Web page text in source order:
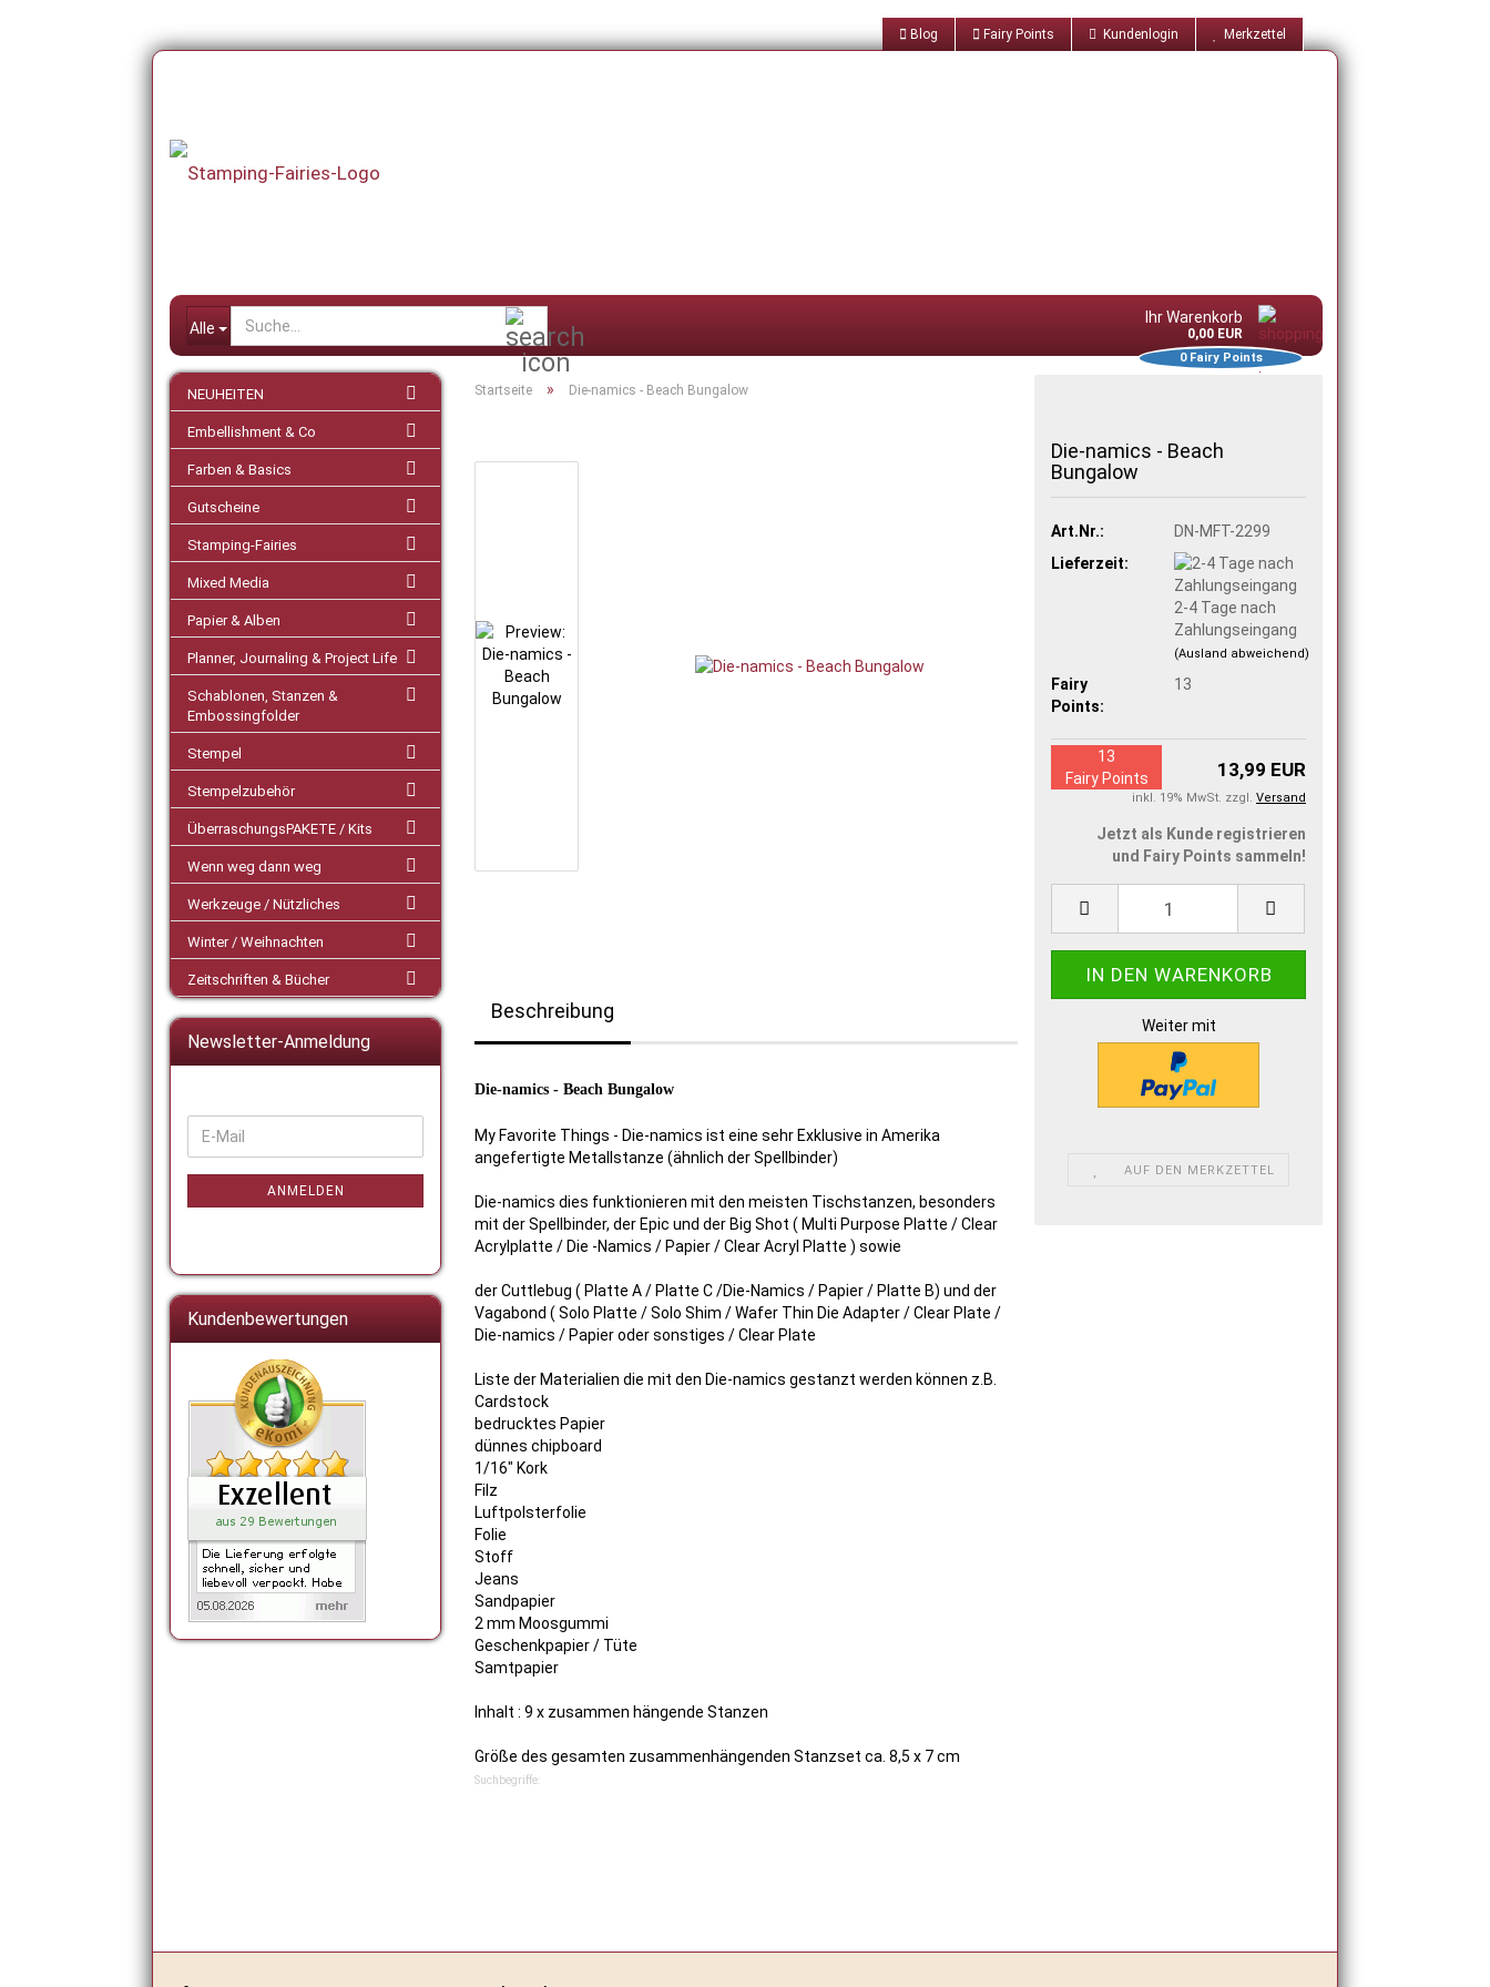
Blog Fairy Points Kundenlogin Merkzettel
Alle
Ihr Warenkorb
0,00 EUR
0Fairy Points
Startseite » Die-namics - Beach Bungalow
Die-namics - Beach
Bungalow
Art.Nr.:
DN-MFT-2299
Lieferzeit:
2-4 Tage nach
Zahlungseingang
(Ausland abweichend)
Fairy
Points:
13
13,99 EUR
inkl. 19% MwSt. zzgl. Versand
13
Fairy Points
Jetzt als Kunde registrieren
und Fairy Points sammeln!
Weiter mit
AUF DEN MERKZETTEL
Beschreibung
Die-namics - Beach Bungalow
My Favorite Things - Die-namics ist eine sehr Exklusive in Amerika
angefertigte Metallstanze (ähnlich der Spellbinder)
Die-namics dies funktionieren mit den meisten Tischstanzen, besonders
mit der Spellbinder, der Epic und der Big Shot ( Multi Purpose Platte / Clear
Acrylplatte / Die -Namics / Papier / Clear Acryl Platte ) sowie
der Cuttlebug ( Platte A / Platte C /Die-Namics / Papier / Platte B) und der
Vagabond ( Solo Platte / Solo Shim / Wafer Thin Die Adapter / Clear Plate /
Die-namics / Papier oder sonstiges / Clear Plate
Liste der Materialien die mit den Die-namics gestanzt werden können z.B.
Cardstock
bedrucktes Papier
dünnes chipboard
1/16" Kork
Filz
Luftpolsterfolie
Folie
Stoff
Jeans
Sandpapier
2 mm Moosgummi
Geschenkpapier / Tüte
Samtpapier
Inhalt : 9 x zusammen hängende Stanzen
Größe des gesamten zusammenhängenden Stanzset ca. 8,5 x 7 cm
Suchbegriffe:
NEUHEITEN
Embellishment & Co
Farben & Basics
Gutscheine
Stamping-Fairies
Mixed Media
Papier & Alben
Planner, Journaling & Project Life
Schablonen, Stanzen &
Embossingfolder
Stempel
Stempelzubehör
ÜberraschungsPAKETE / Kits
Wenn weg dann weg
Werkzeuge / Nützliches
Winter / Weihnachten
Zeitschriften & Bücher
Newsletter-Anmeldung
ZUR
ANMELDUNG
E-
Mail
ANMELDEN
Kundenbewertungen